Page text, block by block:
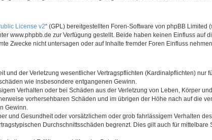
License v2“ (GPL) bereitgestellten Foren-Software von phpBB Limited
www.phpbb.de zur Verfügung gestellt. Beide haben keinen Einfluss auf
Zwecke nicht untersagen oder auf Inhalte fremder Foren Einfluss
und der Verletzung wesentlicher Vertragspflichten (Kardinalpflichten) nur
wie insbesondere entgangenen Gewinn.
Verhalten oder bei Schäden aus der Verletzung von Leben, Körper
vorhersehbaren Schäden und im übrigen der Höhe nach auf die
Gewinn.
und Gesundheit oder vorsätzlichem oder grob fahrlässigem Verhalten
Durchschnittsschäden begrenzt. Dies gilt auch für